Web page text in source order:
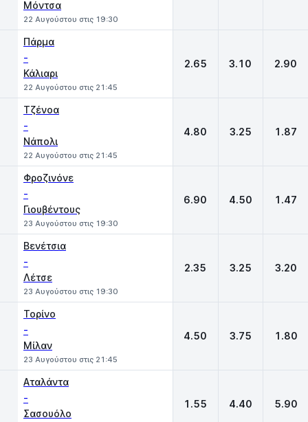
Μόντσα
22 Αυγούστου στις 19:30
Πάρμα
-
Κάλιαρι
22 Αυγούστου στις 21:45
2.65 3.10 2.90
Τζένοα
-
Νάπολι
22 Αυγούστου στις 21:45
4.80 3.25 1.87
Φροζινόνε
-
Γιουβέντους
23 Αυγούστου στις 19:30
6.90 4.50 1.47
Βενέτσια
-
Λέτσε
23 Αυγούστου στις 19:30
2.35 3.25 3.20
Τορίνο
-
Μίλαν
23 Αυγούστου στις 21:45
4.50 3.75 1.80
Αταλάντα
-
Σασουόλο
1.55 4.40 5.90